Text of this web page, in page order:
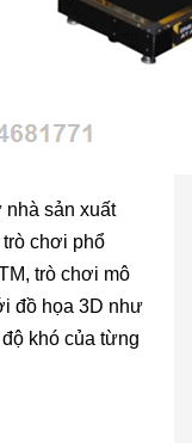
sản xuất
trò chơi phổ
trò chơi mô
đồ họa 3D như
khó của từng